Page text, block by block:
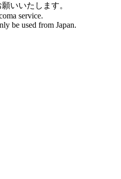
いいたします。
service.
be used from Japan.